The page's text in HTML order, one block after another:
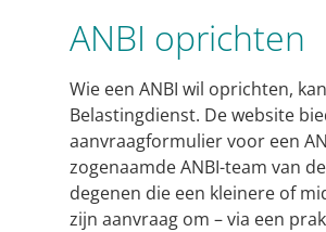
ANBI oprichten
Wie een ANBI wil oprichten,
Belastingdienst. De website
aanvraagformulier voor een
zogenaamde ANBI-team van
degenen die een kleinere of
zijn aanvraag om – via een